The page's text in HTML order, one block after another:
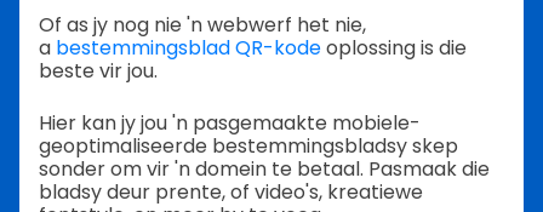
Of as jy nog nie 'n webwerf het nie,
a bestemmingsblad QR-kodeoplossing is die
beste vir jou.
Hier kan jy jou 'n pasgemaakte mobiele-
geoptimaliseerde bestemmingsbladsy skep
sonder om vir 'n domein te betaal. Pasmaak die
bladsy deur prente, of video's, kreatiewe